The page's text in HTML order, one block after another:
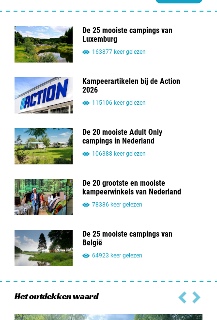
De 25 mooiste campings van
Luxemburg
163877 keer gelezen
Kampeerartikelen bij de Action
2026
115106 keer gelezen
De 20 mooiste Adult Only
campings in Nederland
106388 keer gelezen
De 20 grootste en mooiste
kampeerwinkels van Nederland
78386 keer gelezen
De 25 mooiste campings van
België
64923 keer gelezen
Het ontdekken waard